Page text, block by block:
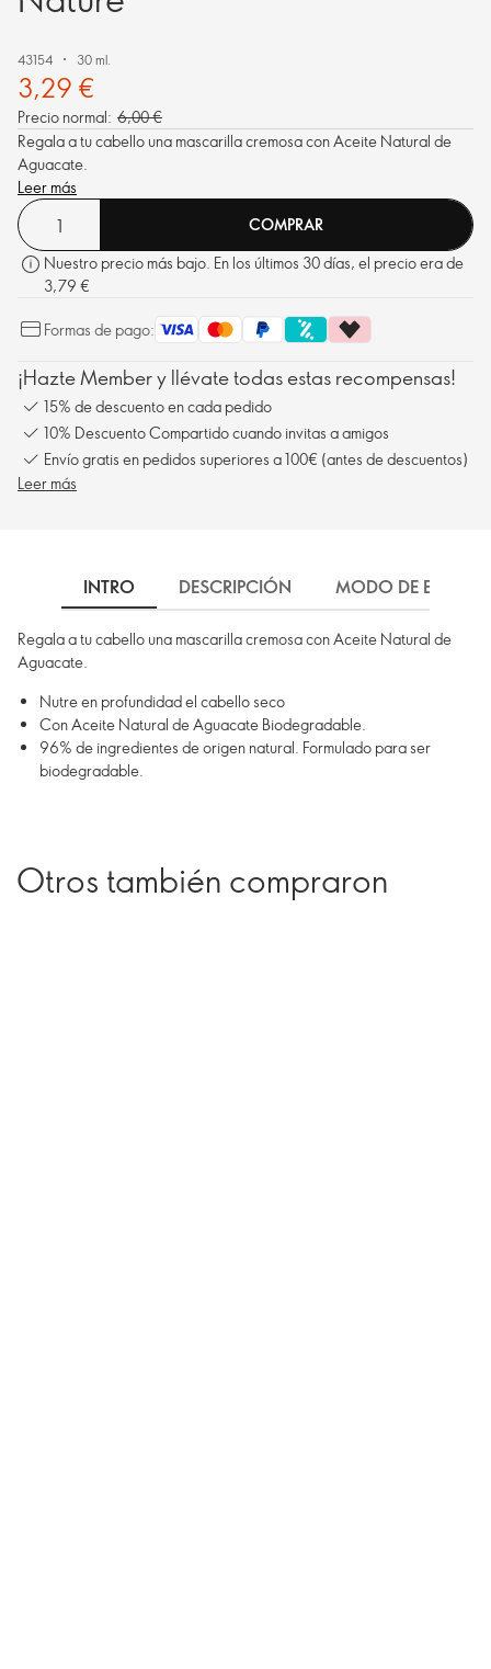
43154 30 ml.
3,29 €
Precio normal: 6,00 €
Regala a tu cabello una mascarilla cremosa con Aceite Natural de
Aguacate.
Leer más
COMPRAR
Nuestro precio más bajo. En los últimos 30 días, el precio era de
3,79 €
Formas de pago:
¡Hazte Member y llévate todas estas recompensas!
15% de descuento en cada pedido
10% Descuento Compartido cuando invitas a amigos
Envío gratis en pedidos superiores a 100€ (antes de descuentos)
Leer más
INTRO DESCRIPCIÓN MODO DE EMPLEO
Regala a tu cabello una mascarilla cremosa con Aceite Natural de
Aguacate.
Nutre en profundidad el cabello seco
Con Aceite Natural de Aguacate Biodegradable.
96% de ingredientes de origen natural. Formulado para ser
biodegradable.
Otros también compraron